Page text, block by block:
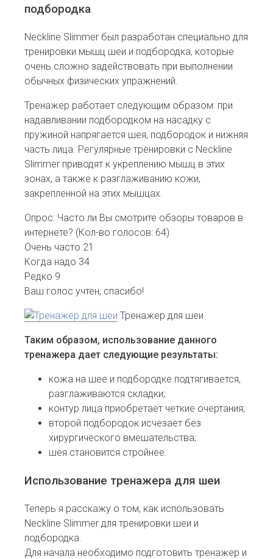
подбородка
Neckline Slimmer был разработан специально для
тренировки мышц шеи и подбородка, которые
очень сложно задействовать при выполнении
обычных физических упражнений.
Тренажер работает следующим образом: при
надавливании подбородком на насадку с
пружиной напрягается шея, подбородок и нижняя
часть лица. Регулярные тренировки с Neckline
Slimmer приводят к укреплению мышц в этих
зонах, а также к разглаживанию кожи,
закрепленной на этих мышцах.
Опрос: Часто ли Вы смотрите обзоры товаров в
интернете? (Кол-во голосов: 64)
Очень часто 21
Когда надо 34
Редко 9
Ваш голос учтен, спасибо!
Тренажер для шеи
Таким образом, использование данного
тренажера дает следующие результаты:
кожа на шее и подбородке подтягивается,
разглаживаются складки;
контур лица приобретает четкие очертания;
второй подбородок исчезает без
хирургического вмешательства;
шея становится стройнее.
Использование тренажера для шеи
Теперь я расскажу о том, как использовать
Neckline Slimmer для тренировки шеи и
подбородка.
Для начала необходимо подготовить тренажер и